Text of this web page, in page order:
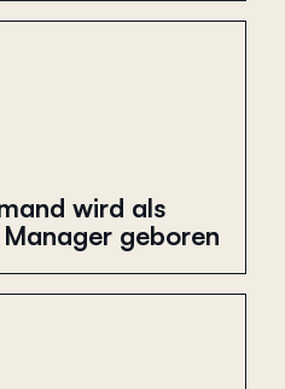
wird als
geboren